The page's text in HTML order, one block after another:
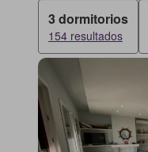
3 dormitorios
154 resultados